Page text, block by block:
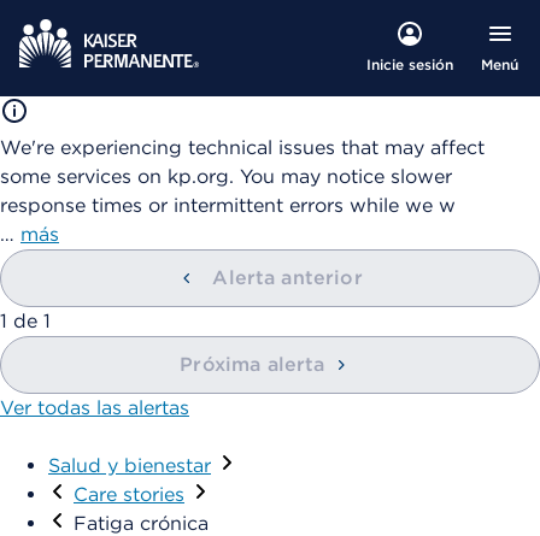
Inicie sesión Menú
We're experiencing technical issues that may affect
some services on kp.org. You may notice slower
response times or intermittent errors while we w
… más
Alerta anterior
1 de 1
Próxima alerta
Ver todas las alertas
Salud y bienestar
Care stories
Fatiga crónica